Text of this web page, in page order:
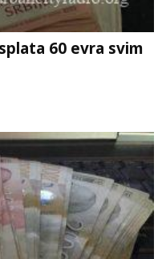
60 evra svim